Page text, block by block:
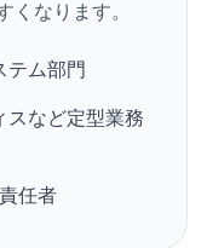
くなります。
テム部門
スなど定型業務
任者